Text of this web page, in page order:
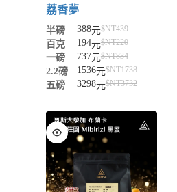
荔香夢
半磅 388元$NT439
百克 194元$NT220
一磅 737元$NT834
2.2磅 1536元$NT1738
五磅 3298元$NT3732